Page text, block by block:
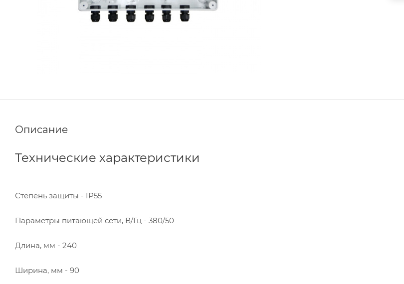
Описание
Технические характеристики
Степень защиты - IP55
Параметры питающей сети, В/Гц - 380/50
Длина, мм - 240
Ширина, мм - 90